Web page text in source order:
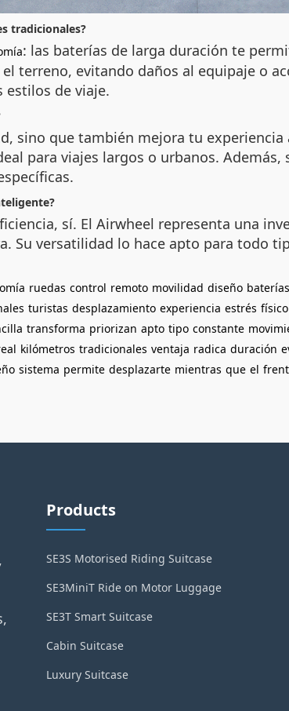
tradicionales?
: las baterías de larga duración te
terreno, evitando daños al equipaje o
estilos de viaje.
sino que también mejora tu
para viajes largos o urbanos.
sí. El Airwheel representa una
Su versatilidad lo hace apto para todo
ruedas control remoto movilidad diseño baterías
turistas desplazamiento experiencia estrés físico
transforma priorizan apto tipo constante
kilómetros tradicionales ventaja radica duración
sistema permite desplazarte mientras que el
Products
SE3S Motorised Riding Suitcase
SE3MiniT Ride on Motor Luggage
SE3T Smart Suitcase
Cabin Suitcase
Luxury Suitcase